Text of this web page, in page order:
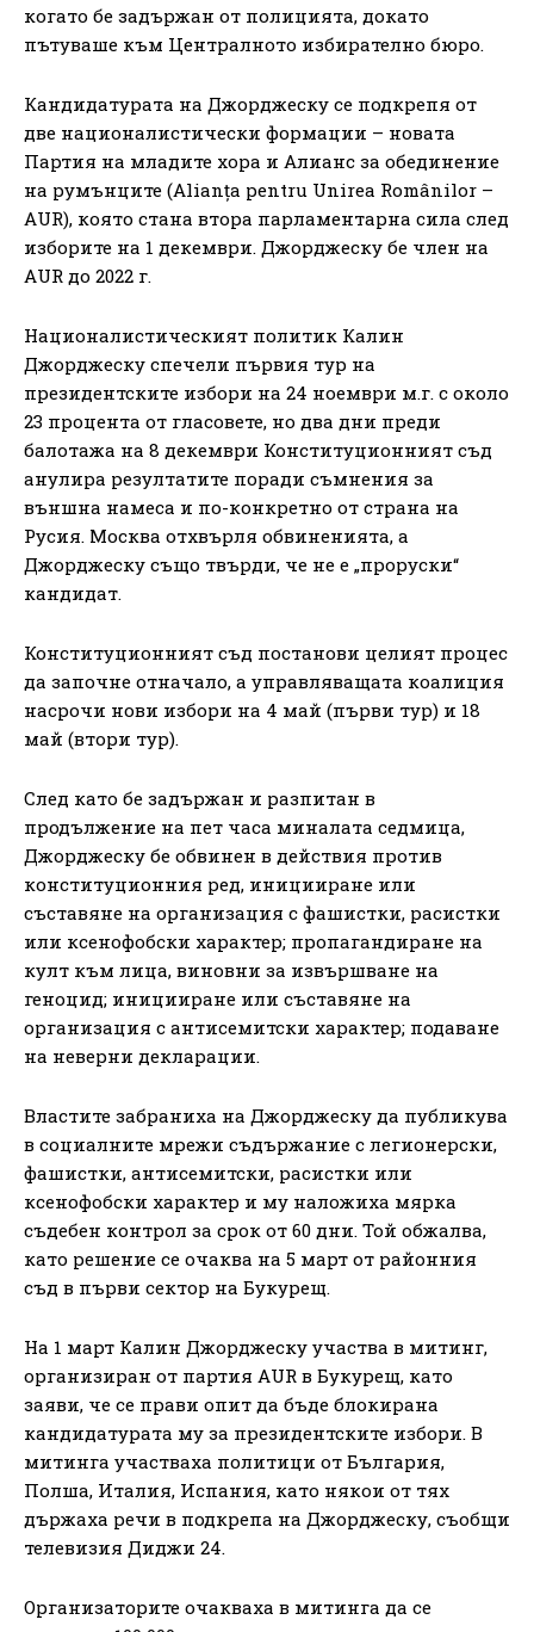
когато бе задържан от полицията, докато
пътуваше към Централното избирателно бюро.
Кандидатурата на Джорджеску се подкрепя от
две националистически формации – новата
Партия на младите хора и Алианс за обединение
на румънците (Alianța pentru Unirea Românilor –
AUR), която стана втора парламентарна сила след
изборите на 1 декември. Джорджеску бе член на
AUR до 2022 г.
Националистическият политик Калин
Джорджеску спечели първия тур на
президентските избори на 24 ноември м.г. с около
23 процента от гласовете, но два дни преди
балотажа на 8 декември Конституционният съд
анулира резултатите поради съмнения за
външна намеса и по-конкретно от страна на
Русия. Москва отхвърля обвиненията, а
Джорджеску също твърди, че не е „проруски“
кандидат.
Конституционният съд постанови целият процес
да започне отначало, а управляващата коалиция
насрочи нови избори на 4 май (първи тур) и 18
май (втори тур).
След като бе задържан и разпитан в
продължение на пет часа миналата седмица,
Джорджеску бе обвинен в действия против
конституционния ред, иницииране или
съставяне на организация с фашистки, расистки
или ксенофобски характер; пропагандиране на
култ към лица, виновни за извършване на
геноцид; иницииране или съставяне на
организация с антисемитски характер; подаване
на неверни декларации.
Властите забраниха на Джорджеску да публикува
в социалните мрежи съдържание с легионерски,
фашистки, антисемитски, расистки или
ксенофобски характер и му наложиха мярка
съдебен контрол за срок от 60 дни. Той обжалва,
като решение се очаква на 5 март от районния
съд в първи сектор на Букурещ.
На 1 март Калин Джорджеску участва в митинг,
организиран от партия AUR в Букурещ, като
заяви, че се прави опит да бъде блокирана
кандидатурата му за президентските избори. В
митинга участваха политици от България,
Полша, Италия, Испания, като някои от тях
държаха речи в подкрепа на Джорджеску, съобщи
телевизия Диджи 24.
Организаторите очакваха в митинга да се